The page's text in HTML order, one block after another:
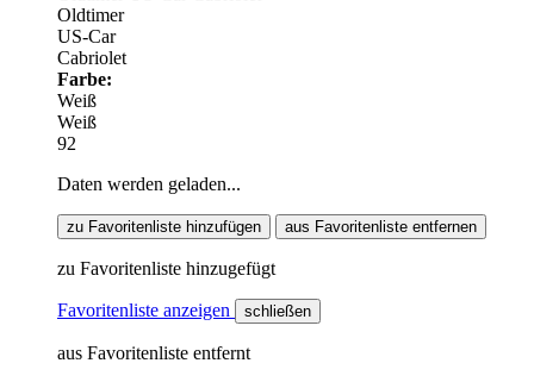
Oldtimer
US-Car
Cabriolet
Farbe:
Weiß
Weiß
92
Daten werden geladen...
zu Favoritenliste hinzufügen aus Favoritenliste entfernen
zu Favoritenliste hinzugefügt
Favoritenliste anzeigen schließen
aus Favoritenliste entfernt